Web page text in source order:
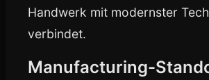
Handwerk mit modernster
verbindet.
Manufacturing-